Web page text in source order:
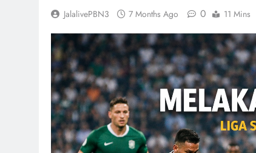
JalalivePBN3 7 Months Ago 0 11 Mins